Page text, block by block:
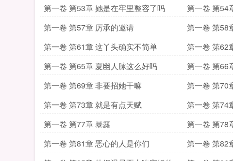
第一卷 第53章 她是在牢里整容了吗
第一卷 第54
第一卷 第57章 厉承的邀请
第一卷 第58
第一卷 第61章 这丫头确实不简单
第一卷 第62
第一卷 第65章 夏幽人脉这么好吗
第一卷 第66
第一卷 第69章 非要招她干嘛
第一卷 第70
第一卷 第73章 就是有点天赋
第一卷 第74
第一卷 第77章 暴露
第一卷 第78
第一卷 第81章 恶心的人是你们
第一卷 第82